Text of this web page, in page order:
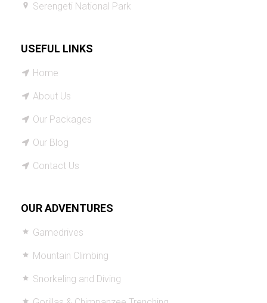
Serengeti National Park
USEFUL LINKS
Home
About Us
Our Packages
Our Blog
Contact Us
OUR ADVENTURES
Gamedrives
Mountain Climbing
Snorkeling and Diving